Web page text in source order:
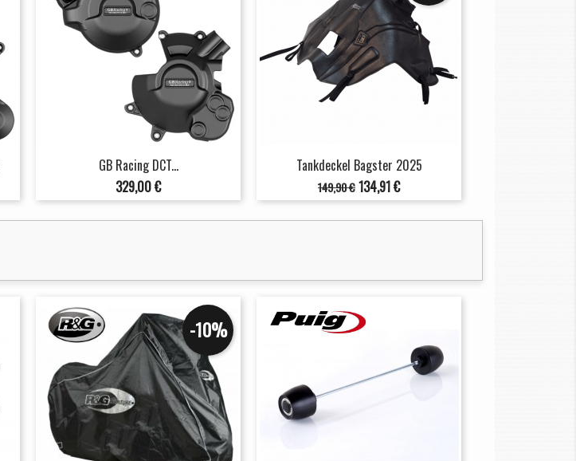
GB Racing DCT...
Preis
329,00 €
Tankdeckel Bagster 2025
Verkaufspreis
149,90 €Preis
134,91 €
-10%